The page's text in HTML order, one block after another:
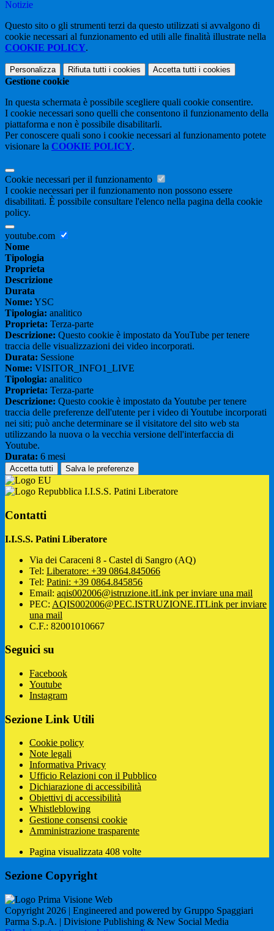
Notizie
Questo sito o gli strumenti terzi da questo utilizzati si avvalgono di
cookie necessari al funzionamento ed utili alle finalità illustrate nella
COOKIE POLICY.
Personalizza Rifiuta tutti i cookies Accetta tutti i cookies
Gestione cookie
In questa schermata è possibile scegliere quali cookie consentire.
I cookie necessari sono quelli che consentono il funzionamento della
piattaforma e non è possibile disabilitarli.
Per conoscere quali sono i cookie necessari al funzionamento potete
visionare la COOKIE POLICY.
Cookie necessari per il funzionamento
I cookie necessari per il funzionamento non possono essere
disabilitati. È possibile consultare l'elenco nella pagina della cookie
policy.
youtube.com
Nome
Tipologia
Proprieta
Descrizione
Durata
Nome: YSC
Tipologia: analitico
Proprieta: Terza-parte
Descrizione: Questo cookie è impostato da YouTube per tenere
traccia delle visualizzazioni dei video incorporati.
Durata: Sessione
Nome: VISITOR_INFO1_LIVE
Tipologia: analitico
Proprieta: Terza-parte
Descrizione: Questo cookie è impostato da Youtube per tenere
traccia delle preferenze dell'utente per i video di Youtube incorporati
nei siti; può anche determinare se il visitatore del sito web sta
utilizzando la nuova o la vecchia versione dell'interfaccia di
Youtube.
Durata: 6 mesi
Accetta tutti Salva le preferenze
I.I.S.S. Patini Liberatore
Contatti
I.I.S.S. Patini Liberatore
Via dei Caraceni 8 - Castel di Sangro (AQ)
Tel: Liberatore: +39 0864.845066
Tel: Patini: +39 0864.845856
Email: aqis002006@istruzione.itLink per inviare una mail
PEC: AQIS002006@PEC.ISTRUZIONE.ITLink per inviare
una mail
C.F.: 82001010667
Seguici su
Facebook
Youtube
Instagram
Sezione Link Utili
Cookie policy
Note legali
Informativa Privacy
Ufficio Relazioni con il Pubblico
Dichiarazione di accessibilità
Obiettivi di accessibilità
Whistleblowing
Gestione consensi cookie
Amministrazione trasparente
Pagina visualizzata 408 volte
Sezione Copyright
Copyright 2026 | Engineered and powered by Gruppo Spaggiari
Parma S.p.A. | Divisione Publishing & New Social Media